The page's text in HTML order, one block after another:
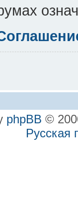
phpBB ©
Русская